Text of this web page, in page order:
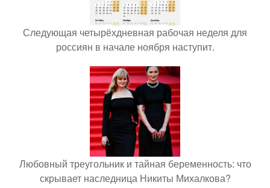
Следующая четырёхдневная рабочая неделя для
россиян в начале ноября наступит.
Любовный треугольник и тайная беременность: что
скрывает наследница Никиты Михалкова?